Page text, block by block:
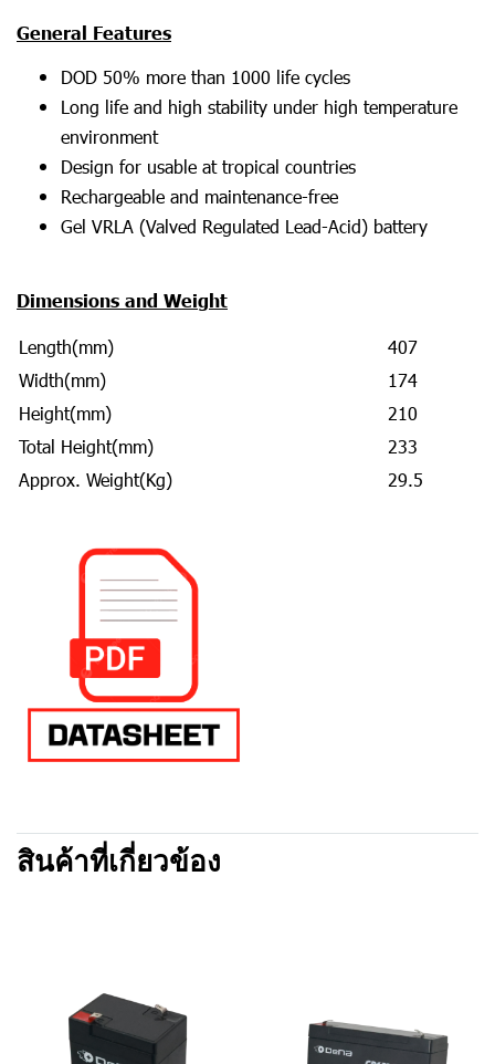
General Features
DOD 50% more than 1000 life cycles
Long life and high stability under high temperature
environment
Design for usable at tropical countries
Rechargeable and maintenance-free
Gel VRLA (Valved Regulated Lead-Acid) battery
Dimensions and Weight
Length(mm)
407
Width(mm)
174
Height(mm)
210
Total Height(mm)
233
Approx. Weight(Kg)
29.5
สินค้าที่เกี่ยวข้อง